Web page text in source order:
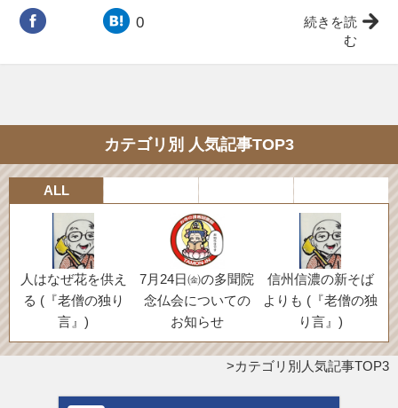
0
続きを読
む
カテゴリ別 人気記事TOP3
ALL
人はなぜ花を供え
る (『老僧の独り
言』)
7月24日㈮の多聞院
念仏会についての
お知らせ
信州信濃の新そば
よりも (『老僧の独
り言』)
カテゴリ別人気記事TOP3